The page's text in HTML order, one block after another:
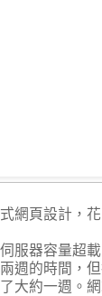
網頁設計，
服器容量超
週的時間，
大約一週。